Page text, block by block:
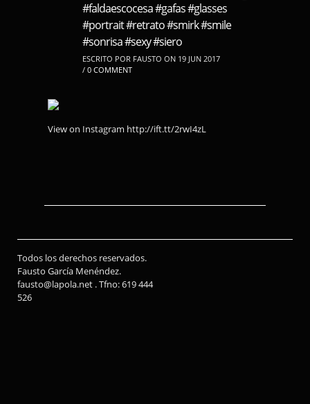
#faldaescocesa #gafas #glasses
#portrait #retrato #smirk #smile
#sonrisa #sexy #siero
ESCRITO POR FAUSTO ON 19 JUN 2017
/ 0 COMMENT
View on Instagram http://ift.tt/2rwI4zL
Todos los derechos reservados.
Fausto García Menéndez.
fausto@lapola.net . Tfno: 619 444
526